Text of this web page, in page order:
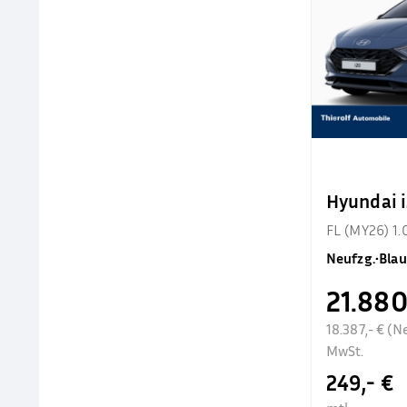
Hyundai
FL (MY26)
Neufzg.•Blau
18.387,- €
MwSt.
249,- €